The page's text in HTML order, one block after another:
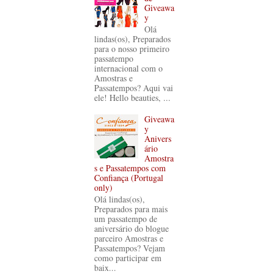
Giveawa
y
Olá
lindas(os), Preparados
para o nosso primeiro
passatempo
internacional com o
Amostras e
Passatempos? Aqui vai
ele! Hello beauties, ...
Giveawa
y
Anivers
ário
Amostra
s e Passatempos com
Confiança (Portugal
only)
Olá lindas(os),
Preparados para mais
um passatempo de
aniversário do blogue
parceiro Amostras e
Passatempos? Vejam
como participar em
baix...